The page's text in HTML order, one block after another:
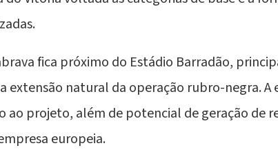
fica próximo do Estádio Barradão,
extensão natural da operação rubro-negra.
ao projeto, além de potencial de geração de
europeia.